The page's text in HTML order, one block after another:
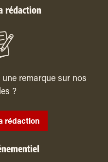
rédaction
remarque sur nos
?
rédaction